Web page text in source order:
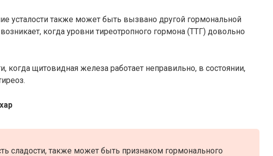
усталости также может быть вызвано другой гормональной
когда уровни тиреотропного гормона (ТТГ) довольно
когда щитовидная железа работает неправильно, в состоянии,
сладости, также может быть признаком гормонального